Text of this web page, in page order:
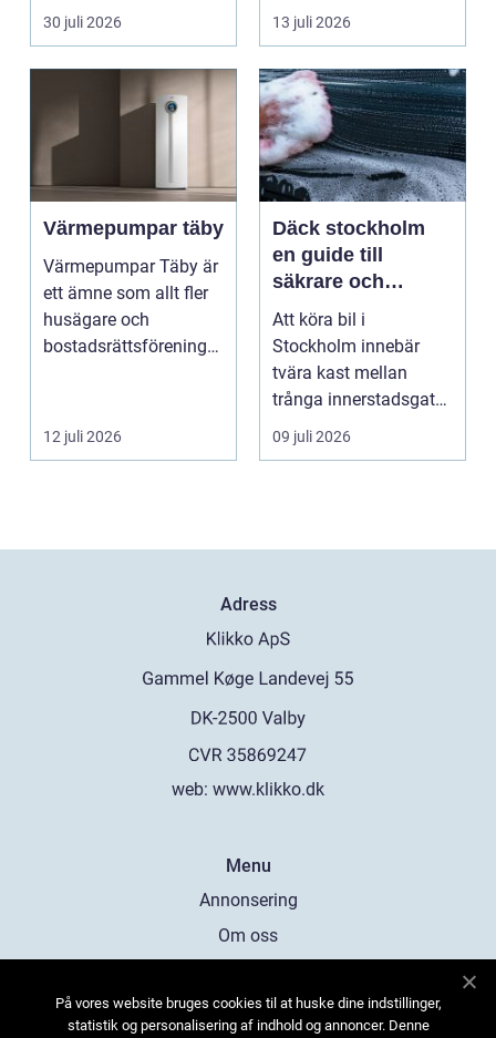
påverkar hur vi
upplever lju...
30 juli 2026
gång: Vad händer nu...
13 juli 2026
Värmepumpar täby
Värmepumpar Täby är
ett ämne som allt fler
husägare och
bostadsrättsföreningar
12 juli 2026
Däck stockholm
en guide till
säkrare och
smartare däckval i
storstan
Att köra bil i
Stockholm innebär
tvära kast mellan
trånga innerstadsgator,
motorvägspendling
och ibl...
09 juli 2026
Adress
web: www.klikko.dk
Menu
Annonsering
Om oss
Kontakta oss
På vores website bruges cookies til at huske dine indstillinger,
statistik og personalisering af indhold og annoncer. Denne